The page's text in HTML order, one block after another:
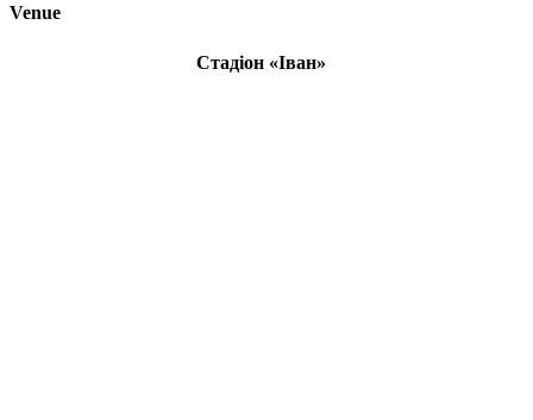
Venue
Стадіон «Іван»